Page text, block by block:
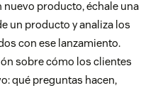
producto, échale una
un producto y analiza los
con ese lanzamiento.
sobre cómo los clientes
qué preguntas hacen,